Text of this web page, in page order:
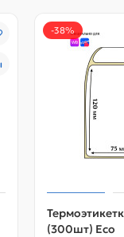
-38%
(300шт) Eco